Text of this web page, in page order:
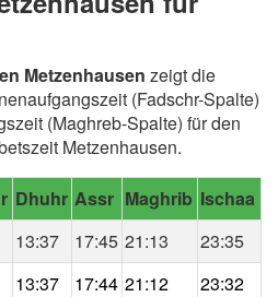
Metzenhausen zeigt die
(Fadschr-Spalte)
(Maghreb-Spalte) für den
Metzenhausen.
Dhuhr Assr Maghrib Ischaa
13:37 17:45 21:13
23:35
13:37 17:44 21:12
23:32